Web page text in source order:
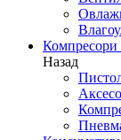
Компресори
Назад